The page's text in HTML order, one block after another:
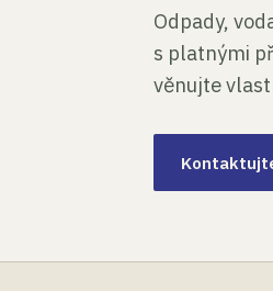
Odpady,
s platnými
věnujte